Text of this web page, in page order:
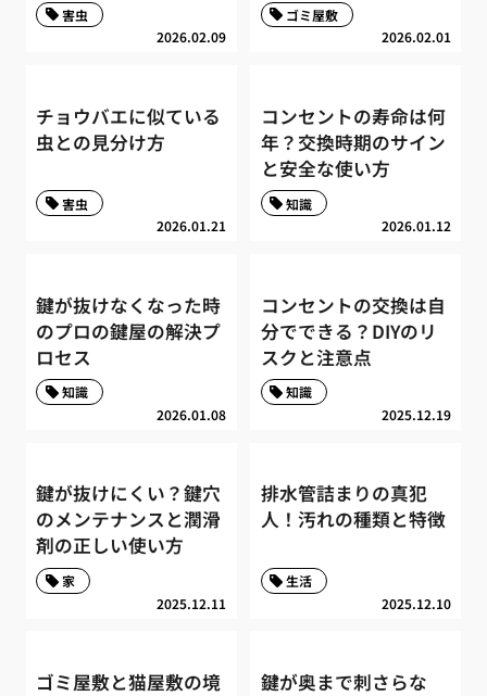
2026.02.09
害虫
2026.02.01
ゴミ屋敷
チョウバエに似ている
虫との見分け方
2026.01.21
害虫
コンセントの寿命は何
年？交換時期のサイン
と安全な使い方
2026.01.12
知識
鍵が抜けなくなった時
のプロの鍵屋の解決プ
ロセス
2026.01.08
知識
コンセントの交換は自
分でできる？DIYのリ
スクと注意点
2025.12.19
知識
鍵が抜けにくい？鍵穴
のメンテナンスと潤滑
剤の正しい使い方
2025.12.11
家
排水管詰まりの真犯
人！汚れの種類と特徴
2025.12.10
生活
ゴミ屋敷と猫屋敷の境
鍵が奥まで刺さらな